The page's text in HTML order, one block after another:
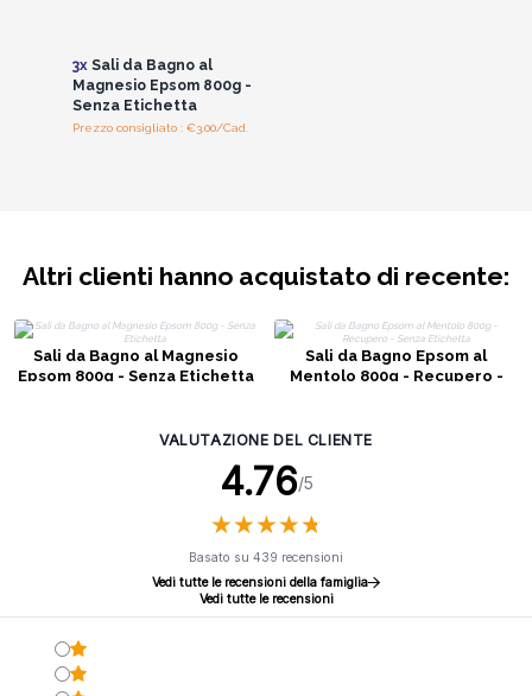
3xSali da Bagno al
Magnesio Epsom 800g -
Senza Etichetta
Prezzo consigliato : €3.00/Cad.
Altri clienti hanno acquistato di recente:
Sali da Bagno al Magnesio
Epsom 800g - Senza Etichetta
Sali da Bagno Epsom al
Mentolo 800g - Recupero -
VALUTAZIONE DEL CLIENTE
4.76/5
★★★★★
★★★★★
Basato su 439 recensioni
Vedi tutte le recensioni della famiglia
Vedi tutte le recensioni